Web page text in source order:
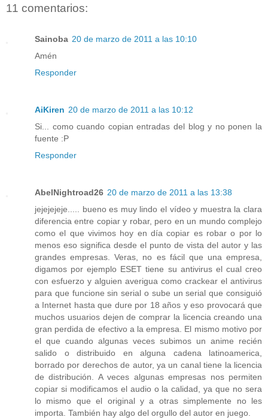
11 comentarios:
Sainoba 20 de marzo de 2011 a las 10:10
Amén
Responder
AiKiren 20 de marzo de 2011 a las 10:12
Si... como cuando copian entradas del blog y no ponen la
fuente :P
Responder
AbelNightroad26 20 de marzo de 2011 a las 13:38
jejejejeje..... bueno es muy lindo el vídeo y muestra la clara
diferencia entre copiar y robar, pero en un mundo complejo
como el que vivimos hoy en día copiar es robar o por lo
menos eso significa desde el punto de vista del autor y las
grandes empresas. Veras, no es fácil que una empresa,
digamos por ejemplo ESET tiene su antivirus el cual creo
con esfuerzo y alguien averigua como crackear el antivirus
para que funcione sin serial o sube un serial que consiguió
a Internet hasta que dure por 18 años y eso provocará que
muchos usuarios dejen de comprar la licencia creando una
gran perdida de efectivo a la empresa. El mismo motivo por
el que cuando algunas veces subimos un anime recién
salido o distribuido en alguna cadena latinoamerica,
borrado por derechos de autor, ya un canal tiene la licencia
de distribución. A veces algunas empresas nos permiten
copiar si modificamos el audio o la calidad, ya que no sera
lo mismo que el original y a otras simplemente no les
importa. También hay algo del orgullo del autor en juego.